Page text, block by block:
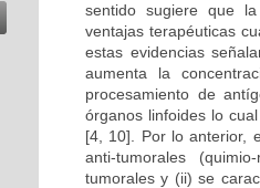
sentido sugiere que
ventajas terapéuticas
estas evidencias
aumenta la
procesamiento de
órganos linfoides lo
[4, 10]. Por lo anterior,
anti-tumorales
tumorales y (ii) se